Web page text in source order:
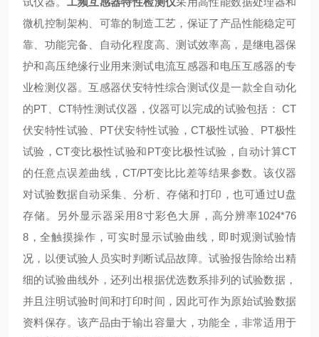
微机控制架构、可靠的制造工艺，保证了产品性能稳定可
靠、功能完备、自动化程度高、测试效率高，是继电器保
护和高压绝缘行业用来测试电流互感器和电压互感器的专
业检测仪器。互感器伏安特性综合测试仪是一款全自动化
的PT、CT特性测试仪器，仪器可以完成的试验包括： CT
伏安特性试验、PT伏安特性试验，CT极性试验、PT极性
试验，CT变比极性试验和PT变比极性试验，自动计算CT
的任意点误差曲线，CT/PT变比比差等结果参数。该仪器
对试验数据自动采集、分析、存储和打印，也可通过U盘
存储。另外显示器采用8寸彩色大屏，高分辨率1024*76
8，全触摸操作，可实时显示试验曲线，即时观测试验情
况，以便试验人员实时判断试品故障。试验报告除给出精
细的试验曲线外，还列出根据优选数系排列的试验数据，
并且注明试验时间和打印时间，因此可作为原始试验数据
资料保存。该产品由于输出容量大，功能全，非常适用于